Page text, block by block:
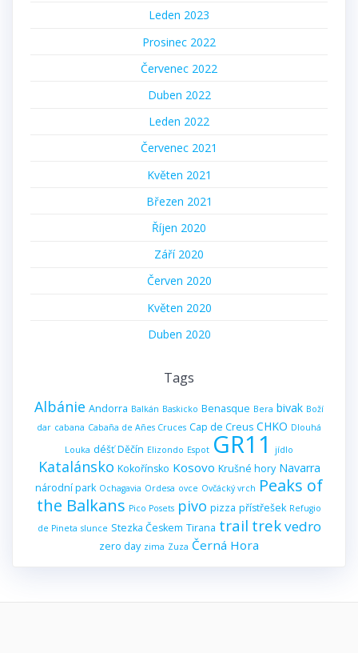
Leden 2023
Prosinec 2022
Červenec 2022
Duben 2022
Leden 2022
Červenec 2021
Květen 2021
Březen 2021
Říjen 2020
Září 2020
Červen 2020
Květen 2020
Duben 2020
Tags
Albánie Andorra Balkán Baskicko Benasque Bera bivak Boží
dar cabana Cabaña de Añes Cruces Cap de Creus CHKO Dlouhá
Louka déšť Děčín Elizondo Espot GR11 jídlo
Katalánsko Kokořínsko Kosovo Krušné hory Navarra
národní park Ochagavia Ordesa ovce Ovčácký vrch Peaks of
the Balkans Pico Posets pivo pizza přístřešek Refugio
de Pineta slunce Stezka Českem Tirana trail trekvedro
zero day zima Zuza Černá Hora